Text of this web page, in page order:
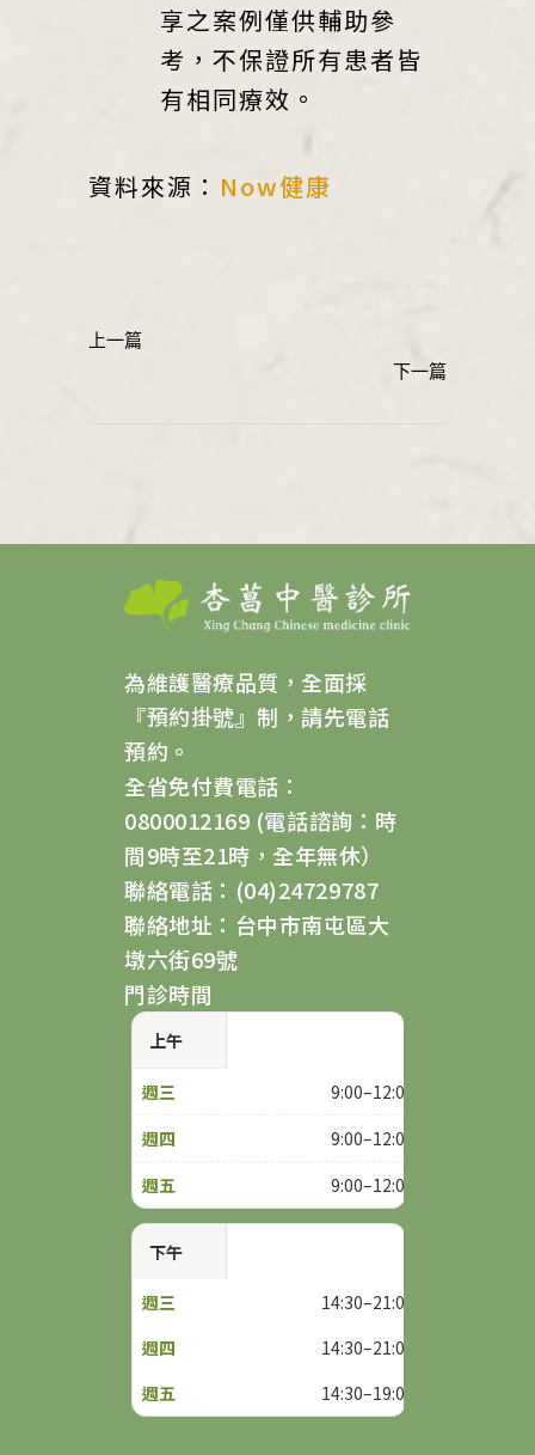
享之案例僅供輔助參
考，不保證所有患者皆
有相同療效。
資料來源： Now健康
為維護醫療品質，全面採
『預約掛號』制，請先電話
預約。
全省免付費電話：
0800012169 (電話諮詢：時
間9時至21時，全年無休）
聯絡電話：(04)24729787
聯絡地址：台中市南屯區大
墩六街69號
門診時間
上午
9:00–12:00
9:00–12:00
9:00–12:00
下午
14:30–21:00
14:30–21:00
14:30–19:00